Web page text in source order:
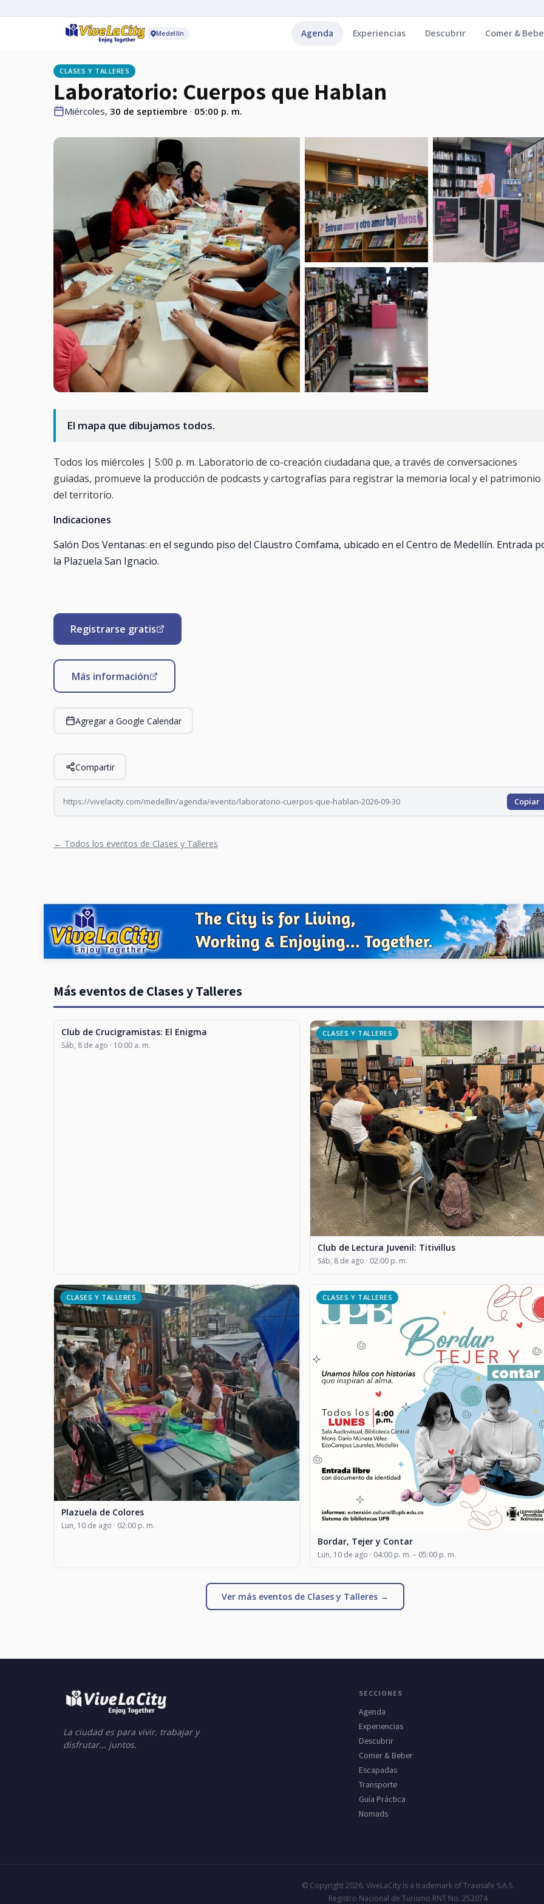
Medellín Agenda Experiencias Descubrir Comer &
CLASES Y TALLERES
Laboratorio: Cuerpos que Hablan
Miércoles, 30 de septiembre · 05:00 p. m.
El mapa que dibujamos todos.
Todos los miércoles | 5:00 p. m. Laboratorio de co-creación ciudadana que, a través de conversaciones
guiadas, promueve la producción de podcasts y cartografías para registrar la memoria local y el patrimonio
del territorio.
Indicaciones
Salón Dos Ventanas: en el segundo piso del Claustro Comfama, ubicado en el Centro de Medellín. Entrada
la Plazuela San Ignacio.
Registrarse gratis
Más información
Agregar a Google Calendar
Compartir
https://vivelacity.com/medellin/agenda/evento/laboratorio-cuerpos-que-hablan-2026-09-30 Copiar
← Todos los eventos de Clases y Talleres
Más eventos de Clases y Talleres
CLASES Y TALLERES
Club de Crucigramistas: El Enigma
Sáb, 8 de ago · 10:00 a. m.
CLASES Y TALLERES
Club de Lectura Juvenil: Titivillus
Sáb, 8 de ago · 02:00 p. m.
CLASES Y TALLERES
Plazuela de Colores
Lun, 10 de ago · 02:00 p. m.
CLASES Y TALLERES
Bordar, Tejer y Contar
Lun, 10 de ago · 04:00 p. m. – 05:00 p. m.
Ver más eventos de Clases y Talleres →
La ciudad es para vivir, trabajar y
disfrutar... juntos.
SECCIONES
Agenda
Experiencias
Descubrir
Comer & Beber
Escapadas
Transporte
Guía Práctica
Nomads
© Copyright 2026. ViveLaCity is a trademark of Travisafe S.A.S.
Registro Nacional de Turismo RNT No. 252074